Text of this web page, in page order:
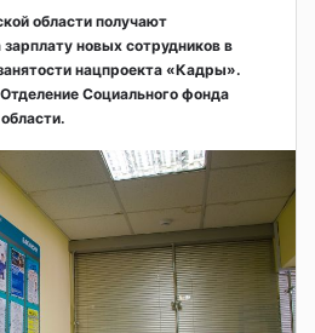
области получают
новых сотрудников в
нацпроекта «Кадры».
Социального фонда